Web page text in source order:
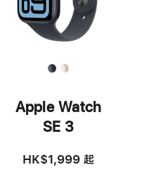
Apple Watch
SE 3
HK$1,999起